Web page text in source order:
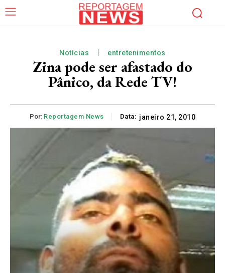
Notícias entretenimentos
Zina pode ser afastado do
Pânico, da Rede TV!
Por: Reportagem News Data: janeiro 21, 2010